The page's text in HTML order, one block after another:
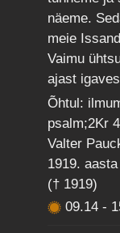
näeme.
meie
Vaimu
ajast
Õhtul:
psalm;2Kr
Valter
1919.
(† 1919)
09.14-